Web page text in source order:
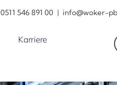
0511 546 891 00 | info@woker-
Karriere